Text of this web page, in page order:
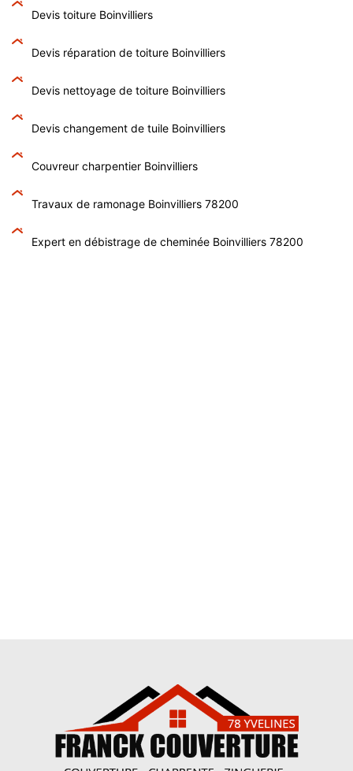
Devis toiture Boinvilliers
Devis réparation de toiture Boinvilliers
Devis nettoyage de toiture Boinvilliers
Devis changement de tuile Boinvilliers
Couvreur charpentier Boinvilliers
Travaux de ramonage Boinvilliers 78200
Expert en débistrage de cheminée Boinvilliers 78200